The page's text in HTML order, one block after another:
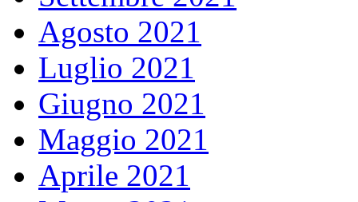
Agosto 2021
Luglio 2021
Giugno 2021
Maggio 2021
Aprile 2021